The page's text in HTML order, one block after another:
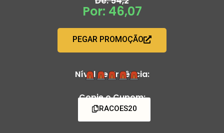
Por: 46,07
PEGAR PROMOÇÃO
Nível de Urgência:
Copie o Cupom:
RACOES20